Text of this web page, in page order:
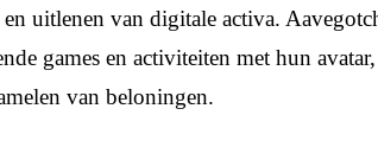
en uitlenen van digitale activa.
games en activiteiten met hun
van beloningen.